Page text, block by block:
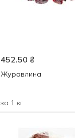
452.50 ₴
Журавлина
за 1 кг